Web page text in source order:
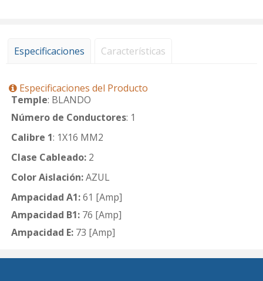
Especificaciones Características
Especificaciones del Producto
Temple: BLANDO
Número de Conductores: 1
Calibre 1: 1X16 MM2
Clase Cableado: 2
Color Aislación:AZUL
Ampacidad A1:61 [Amp]
Ampacidad B1: 76 [Amp]
Ampacidad E: 73 [Amp]